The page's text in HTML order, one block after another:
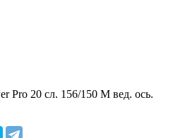
Pro 20 сл. 156/150 M вед. ось.